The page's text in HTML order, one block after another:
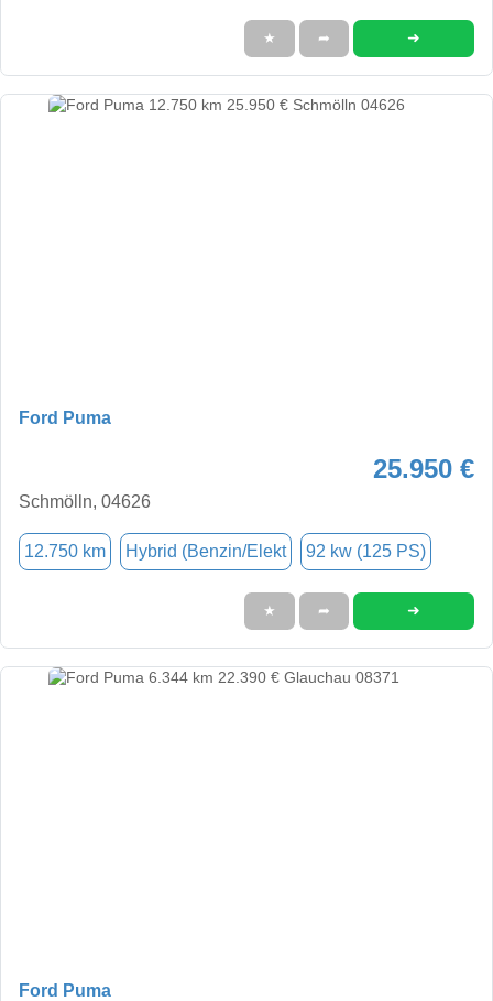
★ ➦ ➜
Ford Puma
25.950 €
Schmölln, 04626
12.750 km Hybrid (Benzin/Elekt 92 kw (125 PS)
★ ➦ ➜
Ford Puma